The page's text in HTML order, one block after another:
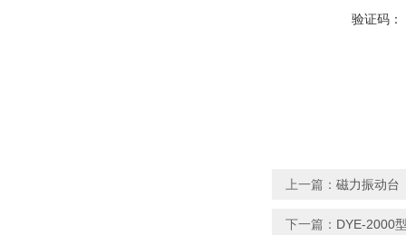
验证码：
上一篇： 磁力振动台
下一篇： DYE-2000